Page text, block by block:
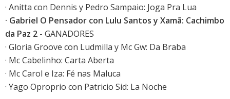
· Anitta con Dennis y Pedro Sampaio: Joga Pra Lua
· Gabriel O Pensador con Lulu Santos y Xamã: Cachimbo
da Paz 2 - GANADORES
· Gloria Groove con Ludmilla y Mc Gw: Da Braba
· Mc Cabelinho: Carta Aberta
· Mc Carol e Iza: Fé nas Maluca
· Yago Oproprio con Patricio Sid: La Noche